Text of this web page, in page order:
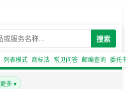
搜索
列表模式 商标法 常见问答 邮编查询 委托
更多 ▾